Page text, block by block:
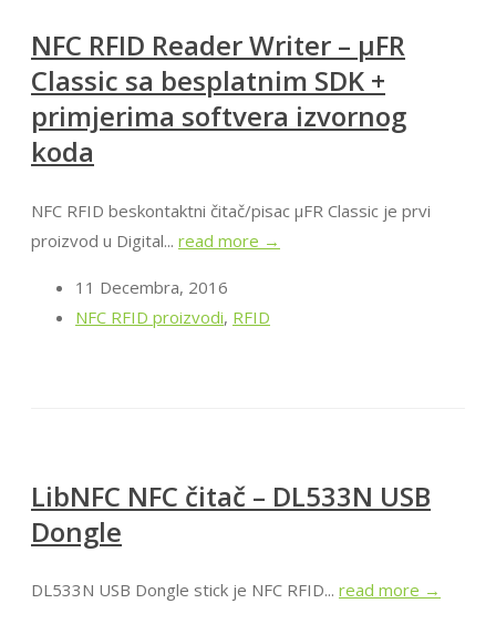
NFC RFID Reader Writer – μFR
Classic sa besplatnim SDK +
primjerima softvera izvornog
koda
NFC RFID beskontaktni čitač/pisac μFR Classic je prvi
proizvod u Digital... read more →
11 Decembra, 2016
NFC RFID proizvodi, RFID
LibNFC NFC čitač – DL533N USB
Dongle
DL533N USB Dongle stick je NFC RFID... read more →